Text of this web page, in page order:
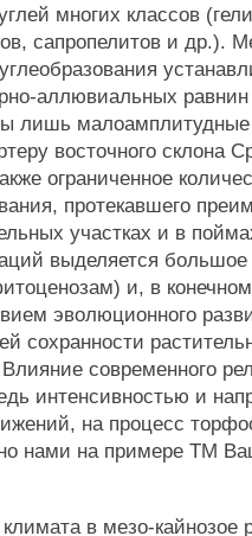
многих классов
сапропелитов и др.).
аллювиальных равнин
лишь малоамплитудные
восточного склона
ограниченное
протекавшего
участках и в
выделяется большое
и, в
эволюционного
сохранности
Влияние современного
интенсивностью и
на процесс
нами на примере ТМ
в мезо-кайнозое